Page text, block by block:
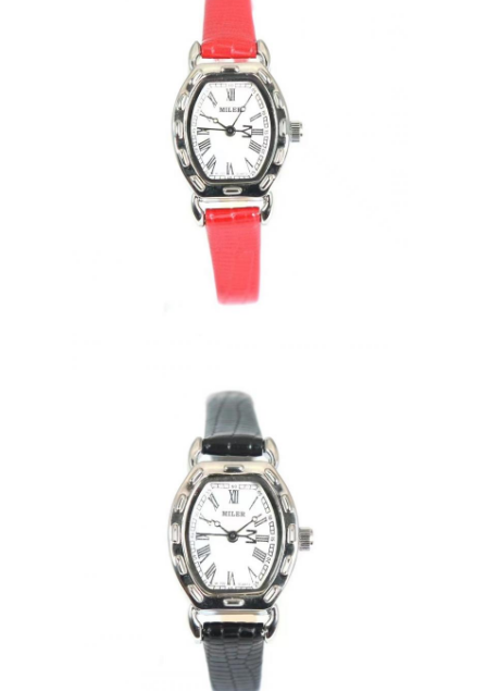
Peças de reposição de relógios
Peças sobressalentes de cintos de relógio